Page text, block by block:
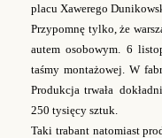
placu Xawerego
Przypomnę tylko, że w
autem osobowym. 6
taśmy montażowej. W
Produkcja trwała
250 tysięcy sztuk.
Taki trabant natomiast